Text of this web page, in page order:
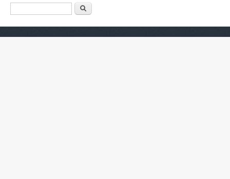
Paieškos forma